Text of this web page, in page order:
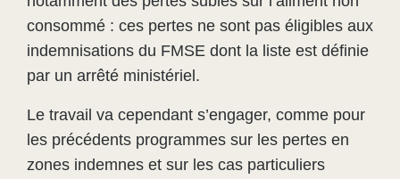
consommé : ces pertes ne sont pas éligibles aux
indemnisations du FMSE dont la liste est définie
par un arrêté ministériel.
Le travail va cependant s’engager, comme pour
les précédents programmes sur les pertes en
zones indemnes et sur les cas particuliers